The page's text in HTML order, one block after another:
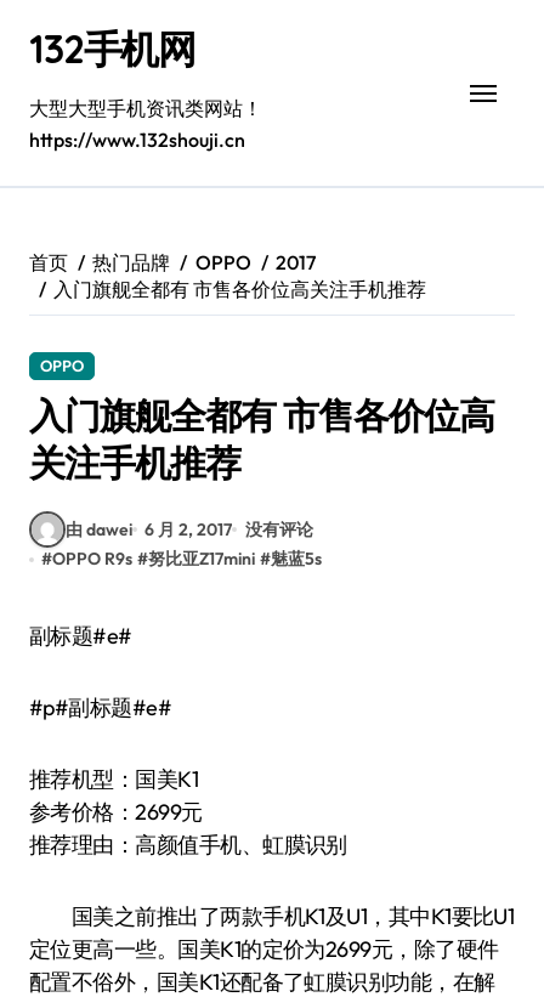
132手机网
大型大型手机资讯类网站！
https://www.132shouji.cn
首页 热门品牌 OPPO
2017
入门旗舰全都有 市售各价位高关注手机推荐
OPPO
入门旗舰全都有 市售各价位高
关注手机推荐
由 dawei 6 月 2, 2017 没有评论
#OPPO R9s #努比亚Z17mini #魅蓝5s
副标题#e#
#p#副标题#e#
推荐机型：国美K1
参考价格：2699元
推荐理由：高颜值手机、虹膜识别
国美之前推出了两款手机K1及U1，其中K1要比U1
定位更高一些。国美K1的定价为2699元，除了硬件
配置不俗外，国美K1还配备了虹膜识别功能，在解